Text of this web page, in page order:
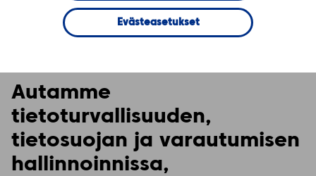
Evästeasetukset
Autamme
tietoturvallisuuden,
tietosuojan ja varautumisen
hallinnoinnissa,